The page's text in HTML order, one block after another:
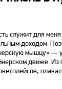
служит для
доходом.
мышцу» —
движе. Из